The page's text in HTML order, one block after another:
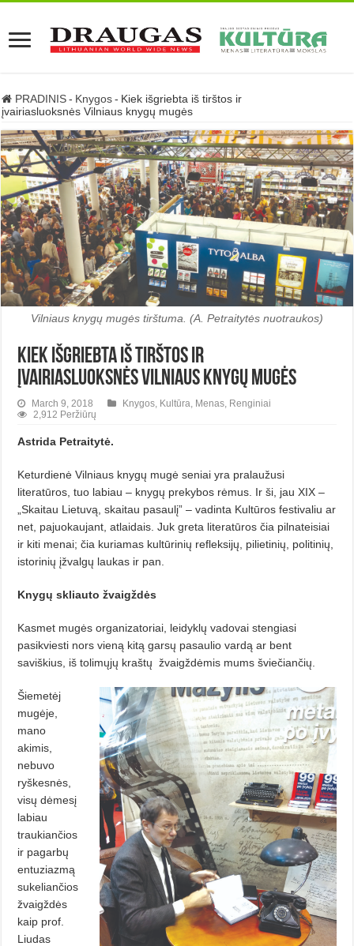
PRADINIS - Knygos - Kiek išgriebta iš tirštos ir
įvairiasluoksnės Vilniaus knygų mugės
Vilniaus knygų mugės tirštuma. (A. Petraitytės nuotraukos)
Kiek išgriebta iš tirštos ir
įvairiasluoksnės Vilniaus knygų mugės
March 9, 2018 Knygos Kultūra Menas Renginiai
2,912 Peržiūrų
Astrida Petraitytė.
Keturdienė Vilniaus knygų mugė seniai yra pralaužusi
literatūros, tuo labiau – knygų prekybos rėmus. Ir ši, jau XIX –
„Skaitau Lietuvą, skaitau pasaulį” – vadinta Kultūros festivaliu ar
net, pajuokaujant, atlaidais. Juk greta literatūros čia pilnateisiai
ir kiti menai; čia kuriamas kultūrinių refleksijų, pilietinių, politinių,
istorinių įžvalgų laukas ir pan.
Knygų skliauto žvaigždės
Kasmet mugės organizatoriai, leidyklų vadovai stengiasi
pasikviesti nors vieną kitą garsų pasaulio vardą ar bent
saviškius, iš tolimųjų kraštų žvaigždėmis mums šviečiančių.
Šiemetėj
mugėje,
mano
akimis,
nebuvo
ryškesnės,
visų dėmesį
labiau
traukiančios
ir pagarbų
entuziazmą
sukeliančios
žvaigždės
kaip prof.
Liudas